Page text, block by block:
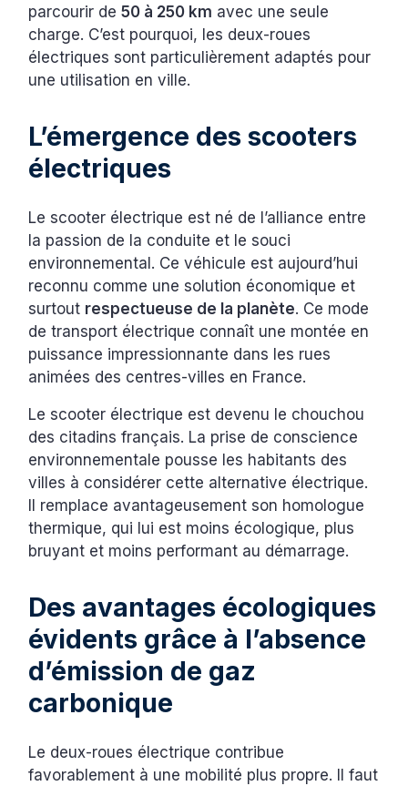
parcourir de50 à 250 km avec une seule
charge. C’est pourquoi, les deux-roues
électriques sont particulièrement adaptés pour
une utilisation en ville.
L’émergence des scooters
électriques
Le scooter électrique est né de l’alliance entre
la passion de la conduite et le souci
environnemental. Ce véhicule est aujourd’hui
reconnu comme une solution économique et
surtout respectueuse de la planète. Ce mode
de transport électrique connaît une montée en
puissance impressionnante dans les rues
animées des centres-villes en France.
Le scooter électrique est devenu le chouchou
des citadins français. La prise de conscience
environnementale pousse les habitants des
villes à considérer cette alternative électrique.
Il remplace avantageusement son homologue
thermique, qui lui est moins écologique, plus
bruyant et moins performant au démarrage.
Des avantages écologiques
évidents grâce à l’absence
d’émission de gaz
carbonique
Le deux-roues électrique contribue
favorablement à une mobilité plus propre. Il faut